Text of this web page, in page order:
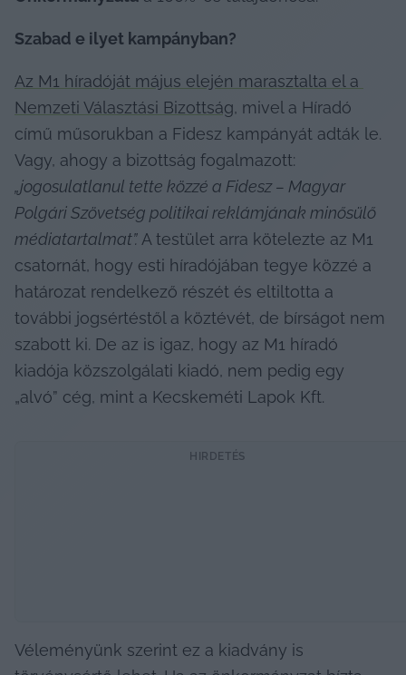
Szabad e ilyet kampányban?
Az M1 híradóját május elején marasztalta el a
Nemzeti Választási Bizottság, mivel a Híradó
című műsorukban a Fidesz kampányát adták le.
„jogosulatlanul tette közzé a Fidesz – Magyar
Polgári Szövetség politikai reklámjának minősülő
médiatartalmat”. A testület arra kötelezte az M1
csatornát, hogy esti híradójában tegye közzé a
határozat rendelkező részét és eltiltotta a
további jogsértéstől a köztévét, de bírságot nem
szabott ki. De az is igaz, hogy az M1 híradó
kiadója közszolgálati kiadó, nem pedig egy
„alvó” cég, mint a Kecskeméti Lapok Kft.
HIRDETÉS
Véleményünk szerint ez a kiadvány is